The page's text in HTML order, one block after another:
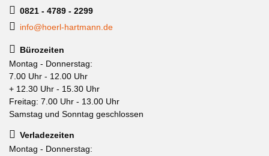
0821 - 4789 - 2299
info@hoerl-hartmann.de
Bürozeiten
Montag - Donnerstag:
7.00 Uhr - 12.00 Uhr
+ 12.30 Uhr - 15.30 Uhr
Freitag: 7.00 Uhr - 13.00 Uhr
Samstag und Sonntag geschlossen
Verladezeiten
Montag - Donnerstag: